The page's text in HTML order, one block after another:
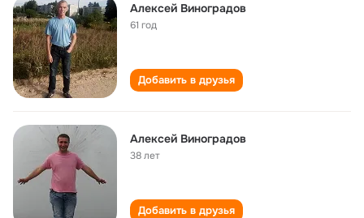
Алексей Виноградов
61 год
Добавить в друзья
Алексей Виноградов
38 лет
Добавить в друзья